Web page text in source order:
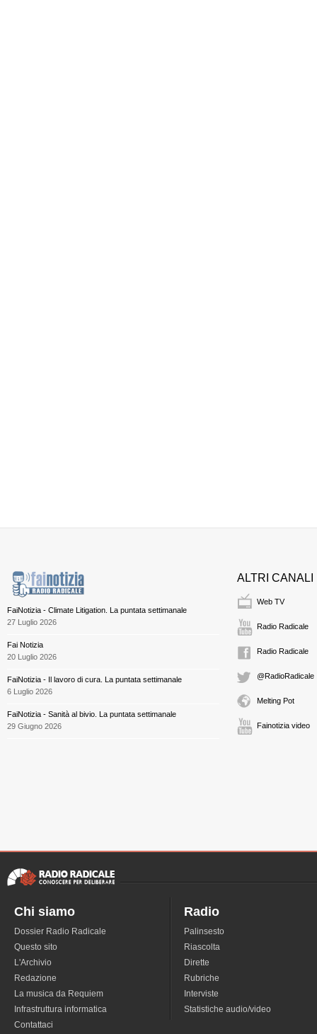
FaiNotizia - Climate Litigation. La puntata settimanale
27 Luglio 2026
Fai Notizia
20 Luglio 2026
FaiNotizia - Il lavoro di cura. La puntata settimanale
6 Luglio 2026
FaiNotizia - Sanità al bivio. La puntata settimanale
29 Giugno 2026
ALTRI CANALI
Web TV
Radio Radicale
Radio Radicale
@RadioRadicale
Melting Pot
Fainotizia video
Chi siamo
Dossier Radio Radicale
Questo sito
L'Archivio
Redazione
La musica da Requiem
Infrastruttura informatica
Contattaci
Radio
Palinsesto
Riascolta
Dirette
Rubriche
Interviste
Statistiche audio/video